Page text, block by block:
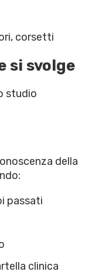
corsetti
si svolge
studio
della
passati
clinica